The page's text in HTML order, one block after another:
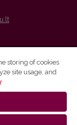
are distributed by
storing of cookies
site usage, and